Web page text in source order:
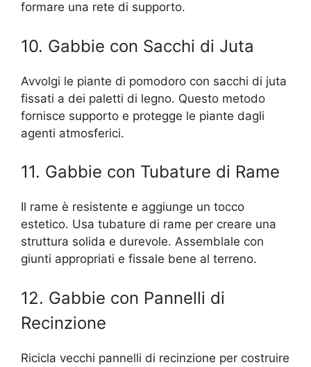
formare una rete di supporto.
10. Gabbie con Sacchi di Juta
Avvolgi le piante di pomodoro con sacchi di juta
fissati a dei paletti di legno. Questo metodo
fornisce supporto e protegge le piante dagli
agenti atmosferici.
11. Gabbie con Tubature di Rame
Il rame è resistente e aggiunge un tocco
estetico. Usa tubature di rame per creare una
struttura solida e durevole. Assemblale con
giunti appropriati e fissale bene al terreno.
12. Gabbie con Pannelli di
Recinzione
Ricicla vecchi pannelli di recinzione per costruire